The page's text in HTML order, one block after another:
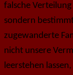
falsche
sondern
zugewanderte
nicht unsere
leerstehen